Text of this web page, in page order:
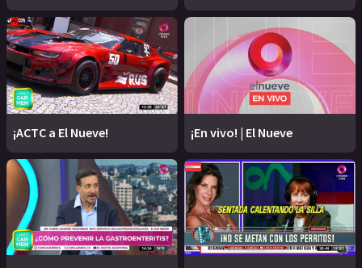
¡ACTC a El Nueve! ¡En vivo! | El Nueve